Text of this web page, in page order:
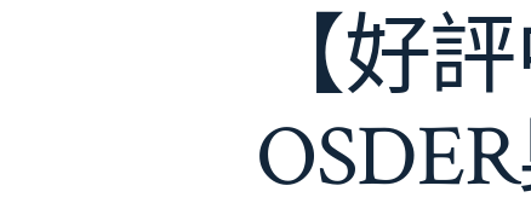
【好